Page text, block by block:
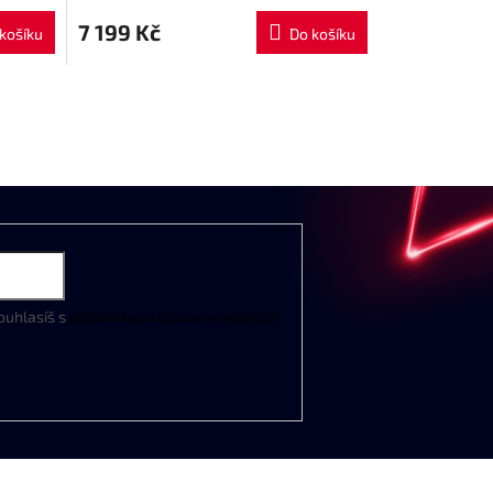
7 199 Kč Do košíku
s podmínkami ochrany osobních